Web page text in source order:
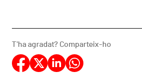
T'ha agradat? Comparteix-ho